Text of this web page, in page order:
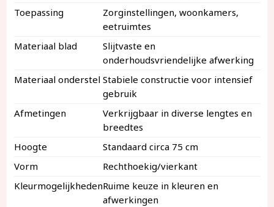
Toepassing
Zorginstellingen, woonkamers,
eetruimtes
Materiaal blad
Slijtvaste en
onderhoudsvriendelijke afwerking
Materiaal onderstel Stabiele constructie voor intensief
gebruik
Afmetingen
Verkrijgbaar in diverse lengtes en
breedtes
Hoogte
Standaard circa 75 cm
Vorm
Rechthoekig/vierkant
KleurmogelijkhedenRuime keuze in kleuren en
afwerkingen